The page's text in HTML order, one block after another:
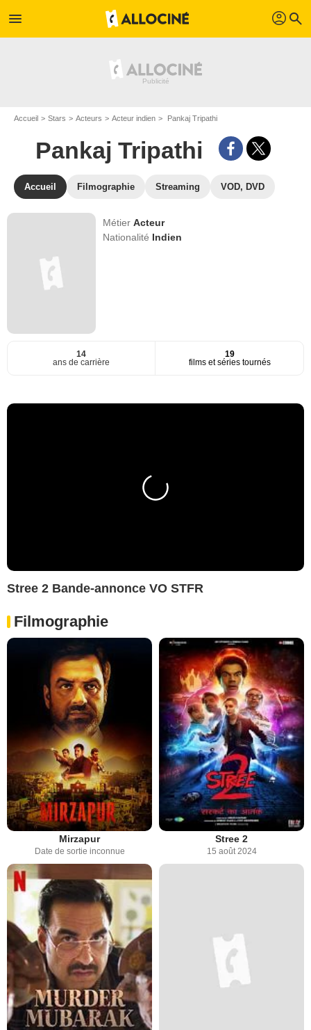
menu profil search
Accueil Stars Acteurs Acteur indien Pankaj Tripathi
Pankaj Tripathi
Accueil Filmographie Streaming VOD, DVD
MétierActeur
Nationalité Indien
14
ans de carrière
19
films et séries tournés
Stree 2 Bande-annonce VO STFR
Filmographie
Mirzapur
Date de sortie inconnue
Stree 2
15 août 2024